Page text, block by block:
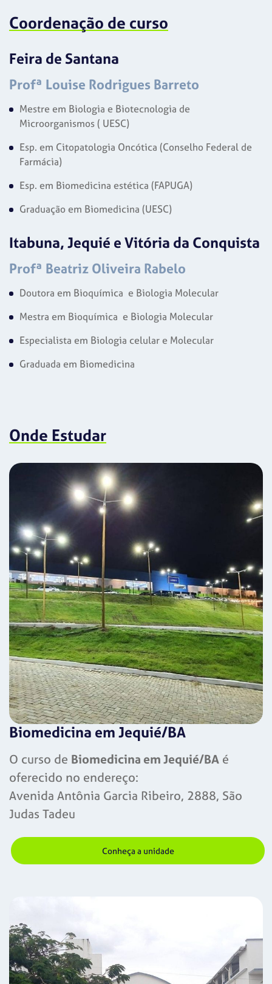
Coordenação de curso
Feira de Santana
Profª Louise Rodrigues Barreto
Mestre em Biologia e Biotecnologia de
Microorganismos ( UESC)
Esp. em Citopatologia Oncótica (Conselho Federal de
Farmácia)
Esp. em Biomedicina estética (FAPUGA)
Graduação em Biomedicina (UESC)
Itabuna, Jequié e Vitória da Conquista
Profª Beatriz Oliveira Rabelo
Doutora em Bioquímica e Biologia Molecular
Mestra em Bioquímica e Biologia Molecular
Especialista em Biologia celular e Molecular
Graduada em Biomedicina
Onde Estudar
Biomedicina em Jequié/BA
O curso de Biomedicina em Jequié/BA é
oferecido no endereço:
Avenida Antônia Garcia Ribeiro, 2888, São
Judas Tadeu
Conheça a unidade